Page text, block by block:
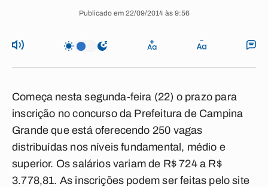
Publicado em 22/09/2014 às 9:56
Começa nesta segunda-feira (22) o prazo para
inscrição no concurso da Prefeitura de Campina
Grande que está oferecendo 250 vagas
distribuídas nos níveis fundamental, médio e
superior. Os salários variam de R$ 724 a R$
3.778,81. As inscrições podem ser feitas pelo site